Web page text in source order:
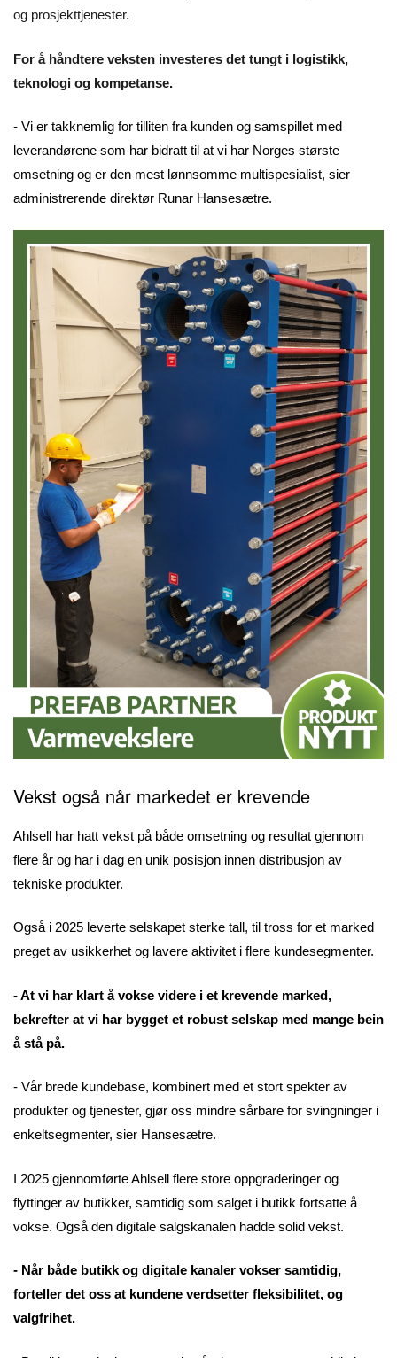
og prosjekttjenester.
For å håndtere veksten investeres det tungt i logistikk,
teknologi og kompetanse.
- Vi er takknemlig for tilliten fra kunden og samspillet med
leverandørene som har bidratt til at vi har Norges største
omsetning og er den mest lønnsomme multispesialist, sier
administrerende direktør Runar Hansesætre.
Vekst også når markedet er krevende
Ahlsell har hatt vekst på både omsetning og resultat gjennom
flere år og har i dag en unik posisjon innen distribusjon av
tekniske produkter.
Også i 2025 leverte selskapet sterke tall, til tross for et marked
preget av usikkerhet og lavere aktivitet i flere kundesegmenter.
- At vi har klart å vokse videre i et krevende marked,
bekrefter at vi har bygget et robust selskap med mange bein
å stå på.
- Vår brede kundebase, kombinert med et stort spekter av
produkter og tjenester, gjør oss mindre sårbare for svingninger i
enkeltsegmenter, sier Hansesætre.
I 2025 gjennomførte Ahlsell flere store oppgraderinger og
flyttinger av butikker, samtidig som salget i butikk fortsatte å
vokse. Også den digitale salgskanalen hadde solid vekst.
- Når både butikk og digitale kanaler vokser samtidig,
forteller det oss at kundene verdsetter fleksibilitet, og
valgfrihet.